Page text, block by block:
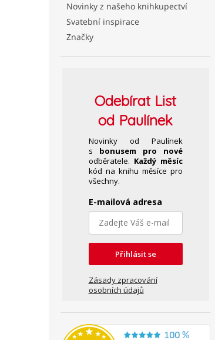
Novinky z našeho knihkupectví
Svatební inspirace
Značky
OdebíratList
od Paulínek
Novinky od Paulínek
s bonusem pro nové
odběratele. Každý měsíc
kód na knihu měsíce pro
všechny.
E-mailová adresa
Přihlásit se
Zásady zpracování
osobních údajů